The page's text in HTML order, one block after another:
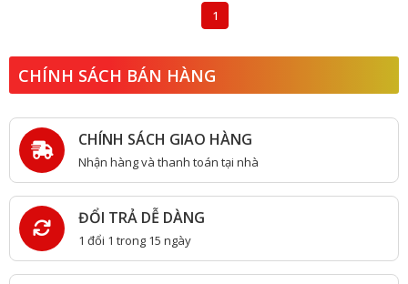
1
CHÍNH SÁCH BÁN HÀNG
CHÍNH SÁCH GIAO HÀNG
Nhận hàng và thanh toán tại nhà
ĐỔI TRẢ DỄ DÀNG
1 đổi 1 trong 15 ngày